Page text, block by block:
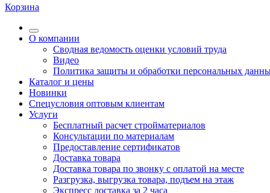
Корзина
О компании
Сводная ведомость оценки условий труда
Видео
Политика защиты и обработки персональных
Каталог и цены
Новинки
Спецусловия оптовым клиентам
Услуги
Бесплатный расчет стройматериалов
Консультации по материалам
Предоставление сертификатов
Доставка товара
Доставка товара по звонку с оплатой на месте
Разгрузка, выгрузка товара, подъем на этаж
Экспресс доставка за 2 часа